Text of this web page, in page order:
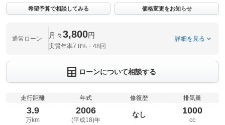
希望予算で相談してみる 価格変更をお知らせ
通常ローン 月々3,800円
実質年率7.8%・48回
詳細を見る
ローンについて相談する
走行距離
3.9
万km
年式
2006
(平成18)年
修復歴
なし
排気量
1000
cc